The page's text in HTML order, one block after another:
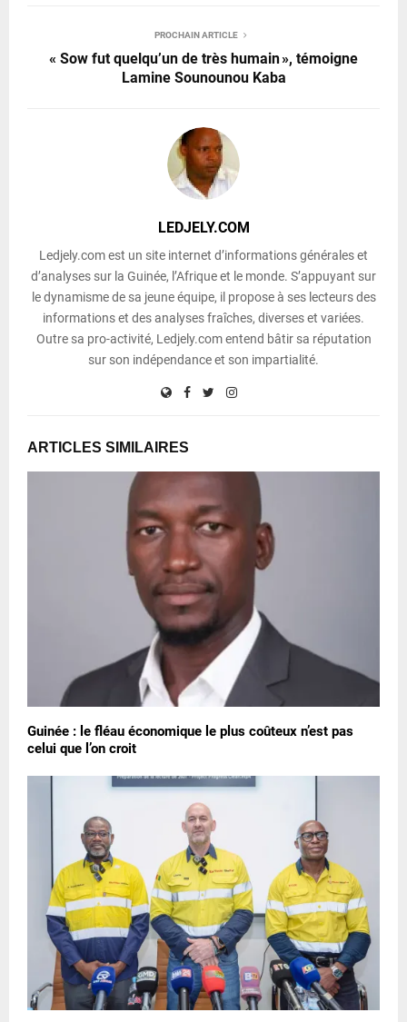
PROCHAIN ARTICLE
« Sow fut quelqu’un de très humain », témoigne
Lamine Sounounou Kaba
LEDJELY.COM
Ledjely.com est un site internet d’informations générales et
d’analyses sur la Guinée, l’Afrique et le monde. S’appuyant sur
le dynamisme de sa jeune équipe, il propose à ses lecteurs des
informations et des analyses fraîches, diverses et variées.
Outre sa pro-activité, Ledjely.com entend bâtir sa réputation
sur son indépendance et son impartialité.
ARTICLES SIMILAIRES
Guinée : le fléau économique le plus coûteux n’est pas
celui que l’on croit